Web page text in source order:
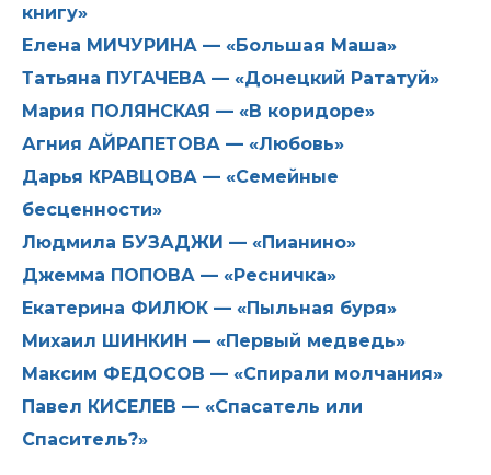
книгу»
Елена МИЧУРИНА — «Большая Маша»
Татьяна ПУГАЧЕВА — «Донецкий Рататуй»
Мария ПОЛЯНСКАЯ — «В коридоре»
Агния АЙРАПЕТОВА — «Любовь»
Дарья КРАВЦОВА — «Семейные
бесценности»
Людмила БУЗАДЖИ — «Пианино»
Джемма ПОПОВА — «Ресничка»
Екатерина ФИЛЮК — «Пыльная буря»
Михаил ШИНКИН — «Первый медведь»
Максим ФЕДОСОВ — «Спирали молчания»
Павел КИСЕЛЕВ — «Спасатель или
Спаситель?»